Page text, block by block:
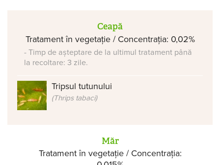
Ceapă
Tratament în vegetație / Concentrația: 0,02%
- Timp de așteptare de la ultimul tratament până
la recoltare: 3 zile.
Tripsul tutunului
(Thrips tabaci)
Măr
Tratament în vegetație / Concentrația: